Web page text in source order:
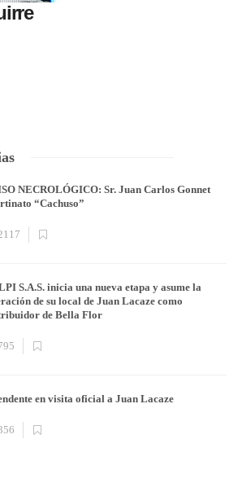
NECROLÓGICO: Sr. Juan Carlos Gonnet
“Cachuso”
S.A.S. inicia una nueva etapa y asume la
de su local de Juan Lacaze como
de Bella Flor
en visita oficial a Juan Lacaze